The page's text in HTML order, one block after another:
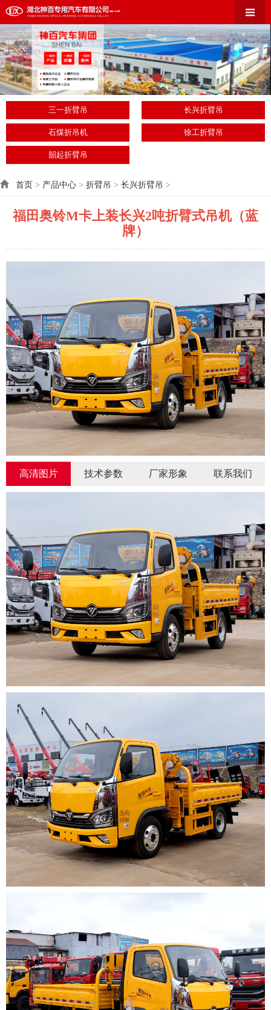
三一折臂吊 长兴折臂吊
石煤折吊机 徐工折臂吊
韶起折臂吊
首页 > 产品中心 > 折臂吊 > 长兴折臂吊 >
福田奥铃M卡上装长兴2吨折臂式吊机（蓝
牌）
高清图片 技术参数 厂家形象 联系我们